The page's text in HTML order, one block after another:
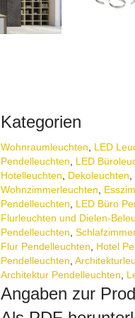
Kategorien
Wohnraum­leuchten, LED
Pendelleuchten, LED
Hotelleuchten, Dekoleuchten,
Wohnzimmer­leuchten,
Pendelleuchten, LED Büro
Flurleuchten und Dielen-
Pendelleuchten,
Flur Pendelleuchten, Hotel
Pendelleuchten,
Architektur Pendelleuchten,
Angaben zur